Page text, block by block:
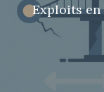
Exploits en